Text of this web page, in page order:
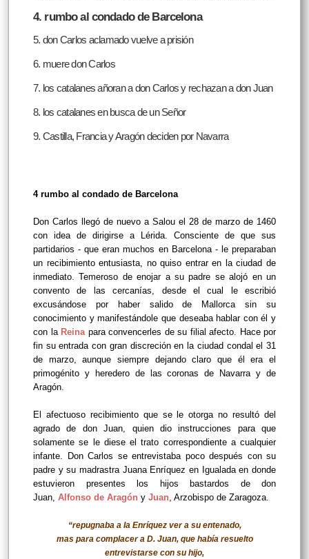
4. rumbo al condado de Barcelona
5. don Carlos aclamado vuelve a prisión
6. muere don Carlos
7. los catalanes añoran a don Carlos y rechazan a don Juan
8. los catalanes en busca de un Señor
9. Castilla, Francia y Aragón deciden por Navarra
4 rumbo al condado de Barcelona
Don Carlos llegó de nuevo a Salou el 28 de marzo de 1460
con idea de dirigirse a Lérida. Consciente de que sus
partidarios - que eran muchos en Barcelona - le preparaban
un recibimiento entusiasta, no quiso entrar en la ciudad de
inmediato. Temeroso de enojar a su padre se alojó en un
convento de las cercanías, desde el cual le escribió
excusándose por haber salido de Mallorca sin su
conocimiento y manifestándole que deseaba hablar con él y
con la Reina para convencerles de su filial afecto. Hace por
fin su entrada con gran discreción en la ciudad condal el 31
de marzo, aunque siempre dejando claro que él era el
primogénito y heredero de las coronas de Navarra y de
Aragón.
El afectuoso recibimiento que se le otorga no resultó del
agrado de don Juan, quien dio instrucciones para que
solamente se le diese el trato correspondiente a cualquier
infante. Don Carlos se entrevistaba poco después con su
padre y su madrastra Juana Enríquez en Igualada en donde
estuvieron presentes los hijos bastardos de don
Juan, Alfonso de Aragón y Juan, Arzobispo de Zaragoza.
“repugnaba a la Enríquez ver a su entenado,
mas para complacer a D. Juan, que había resuelto
entrevistarse con su hijo,